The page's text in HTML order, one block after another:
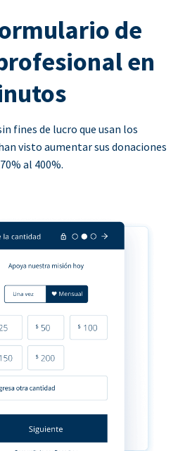
de
en
fines de lucro que usan los
visto aumentar sus donaciones
al 400%.